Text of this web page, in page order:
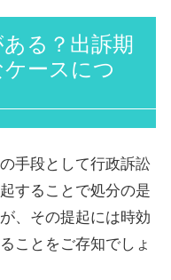
る？出訴期
ースにつ
手段として行政訴訟
することで処分の是
、その提起には時効
ことをご存知でしょ